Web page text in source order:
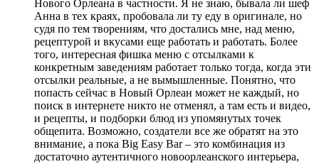
Нового Орлеана в частности. Я не знаю, бывала ли шеф
Анна в тех краях, пробовала ли ту еду в оригинале, но
судя по тем творениям, что достались мне, над меню,
рецептурой и вкусами еще работать и работать. Более
того, интересная фишка меню с отсылками к
конкретным заведениям работает только тогда, когда эти
отсылки реальные, а не вымышленные. Понятно, что
попасть сейчас в Новый Орлеан может не каждый, но
поиск в интернете никто не отменял, а там есть и видео,
и рецепты, и подборки блюд из упомянутых точек
общепита. Возможно, создатели все же обратят на это
внимание, а пока Big Easy Bar – это комбинация из
достаточно аутентичного новоорлеанского интерьера,